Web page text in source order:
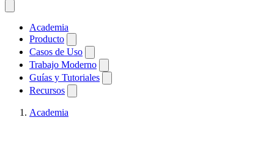
Academia
Producto
Casos de Uso
Trabajo Moderno
Guías y Tutoriales
Recursos
Academia